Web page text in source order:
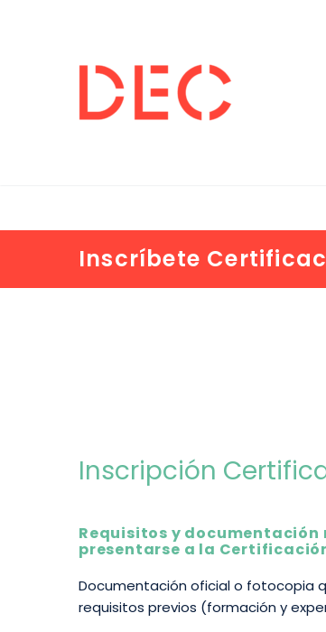
Inscríbete
Inscripción
Requisitos y
presentarse a la
Documentación oficial o fotocopia
requisitos previos (formación y